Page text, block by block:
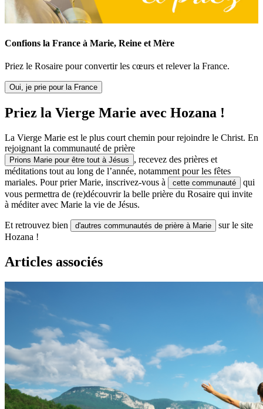
Confions la France à Marie, Reine et Mère
Priez le Rosaire pour convertir les cœurs et relever la France.
Oui, je prie pour la France
Priez la Vierge Marie avec Hozana !
La Vierge Marie est le plus court chemin pour rejoindre le Christ. En
rejoignant la communauté de prière
Prions Marie pour être tout à Jésus
, recevez des prières et
méditations tout au long de l’année, notamment pour les fêtes
mariales. Pour prier Marie, inscrivez-vous à
cette communauté
qui
vous permettra de (re)découvrir la belle prière du Rosaire qui invite
à méditer avec Marie la vie de Jésus.
Et retrouvez bien d'autres communautés de prière à Marie
sur le site
Hozana !
Articles associés